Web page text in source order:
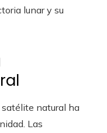
lunar y su
satélite natural ha
Las